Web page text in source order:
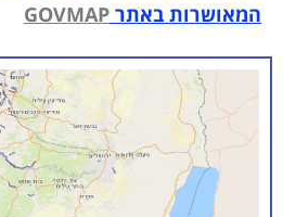
המאושרות באתר GOVMAP